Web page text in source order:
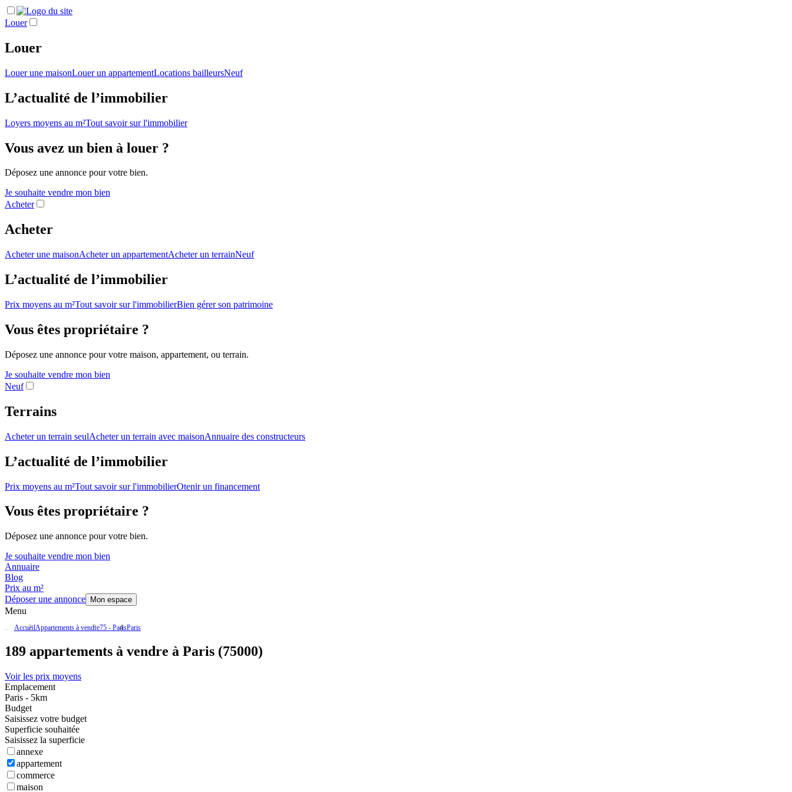
Louer
Louer
Louer une maisonLouer un appartementLocations bailleursNeuf
L’actualité de l’immobilier
Loyers moyens au m²Tout savoir sur l'immobilier
Vous avez un bien à louer ?
Déposez une annonce pour votre bien.
Je souhaite vendre mon bien
Acheter
Acheter
Acheter une maisonAcheter un appartementAcheter un terrainNeuf
L’actualité de l’immobilier
Prix moyens au m²Tout savoir sur l'immobilierBien gérer son patrimoine
Vous êtes propriétaire ?
Déposez une annonce pour votre maison, appartement, ou terrain.
Je souhaite vendre mon bien
Neuf
Terrains
Acheter un terrain seulAcheter un terrain avec maisonAnnuaire des constructeurs
L’actualité de l’immobilier
Prix moyens au m²Tout savoir sur l'immobilierOtenir un financement
Vous êtes propriétaire ?
Déposez une annonce pour votre bien.
Je souhaite vendre mon bien
Annuaire
Blog
Prix au m²
Déposer une annonce
Mon espace
Menu
AccueilAppartements à vendre75 - ParisParis
189 appartements à vendre à Paris (75000)
Voir les prix moyens
Emplacement
Paris - 5km
Budget
Saisissez votre budget
Superficie souhaitée
Saisissez la superficie
annexe
appartement
commerce
maison